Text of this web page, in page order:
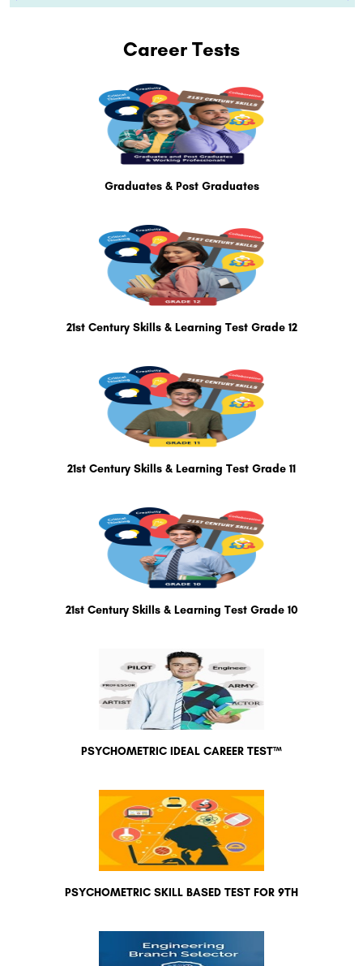
Career Tests
Graduates & Post Graduates
21st Century Skills & Learning Test Grade 12
21st Century Skills & Learning Test Grade 11
21st Century Skills & Learning Test Grade 10
PSYCHOMETRIC IDEAL CAREER TEST™
PSYCHOMETRIC SKILL BASED TEST FOR 9TH